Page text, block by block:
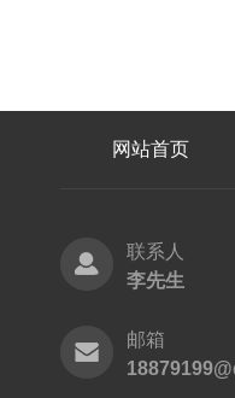
网站首页
联系人
李先生
邮箱